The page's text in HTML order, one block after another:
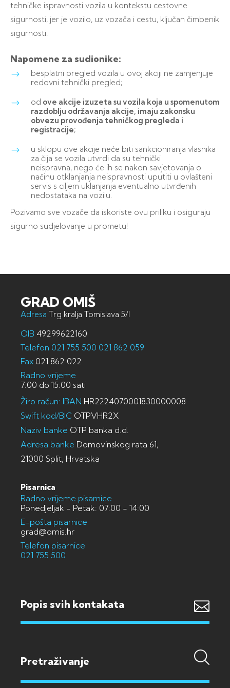
tehničke ispravnosti vozila u kontekstu cestovne
sigurnosti, jer je vozilo, uz vozača i cestu, ključan čimbenik
sigurnosti.
Napomene za sudionike:
besplatni pregled vozila u ovoj akciji ne zamjenjuje
redovni tehnički pregled;
od ove akcije izuzeta su vozila koja u spomenutom
razdoblju održavanja akcije, imaju zakonsku
obvezu provođenja tehničkog pregleda i
registracije;
u sklopu ove akcije neće biti sankcioniranja vlasnika
za čija se vozila utvrdi da su tehnički
neispravna, nego će ih se nakon savjetovanja o
načinu otklanjanja neispravnosti uputiti u ovlašteni
servis s ciljem uklanjanja eventualno utvrđenih
nedostataka na vozilu.
Pozivamo sve vozače da iskoriste ovu priliku i osiguraju
sigurno sudjelovanje u prometu!
GRAD OMIŠ
Adresa Trg kralja Tomislava 5/I
OIB 49299622160
Telefon 021 755 500 021 862 059
Fax 021 862 022
Radno vrijeme
7:00 do 15:00 sati
Žiro račun: IBAN HR2224070001830000008
Swift kod/BIC OTPVHR2X
Naziv banke OTP banka d.d.
Adresa banke Domovinskog rata 61,
21000 Split, Hrvatska
Pisarnica
Radno vrijeme pisarnice
Ponedjeljak - Petak: 07:00 - 14:00
E-pošta pisarnice
grad@omis.hr
Telefon pisarnice
021 755 500
Popis svih kontakata